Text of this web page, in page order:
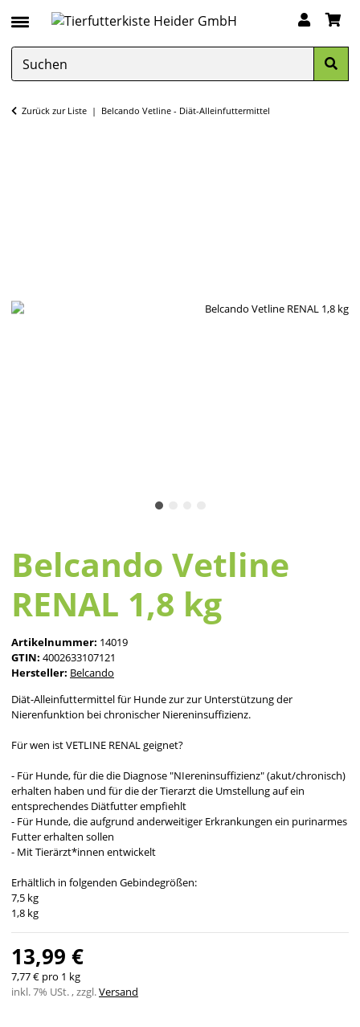
Zurück zur Liste Belcando Vetline - Diät-Alleinfuttermittel
Belcando Vetline
RENAL 1,8 kg
Artikelnummer: 14019
GTIN: 4002633107121
Hersteller: Belcando
Diät-Alleinfuttermittel für Hunde zur zur Unterstützung der
Nierenfunktion bei chronischer Niereninsuffizienz.
Für wen ist VETLINE RENAL geignet?
- Für Hunde, für die die Diagnose "NIereninsuffizienz" (akut/chronisch)
erhalten haben und für die der Tierarzt die Umstellung auf ein
entsprechendes Diätfutter empfiehlt
- Für Hunde, die aufgrund anderweitiger Erkrankungen ein purinarmes
Futter erhalten sollen
- Mit Tierärzt*innen entwickelt
Erhältlich in folgenden Gebindegrößen:
7,5 kg
1,8 kg
13,99 €
7,77 € pro 1 kg
inkl. 7% USt. , zzgl.Versand